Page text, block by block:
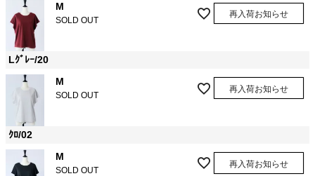
M
SOLD OUT
再入荷お知らせ
Lｸﾞﾚｰ/20
M
SOLD OUT
再入荷お知らせ
ｸﾛ/02
M
SOLD OUT
再入荷お知らせ